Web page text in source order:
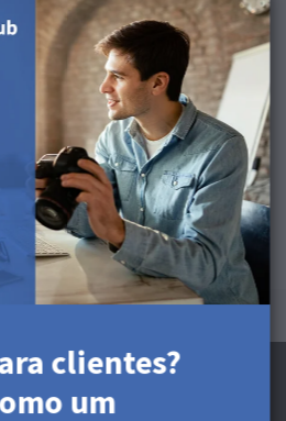
seguintes
para Cartões, Postais e
clientes?
um